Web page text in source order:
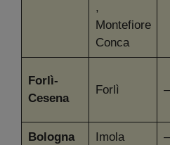
,
Montefiore
Conca
Forlì-
Cesena
Forlì –
Bologna Imola –